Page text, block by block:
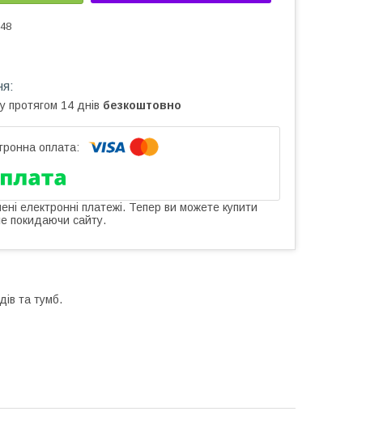
протягом 14 днів безкоштовно
електронні платежі. Тепер ви можете купити
покидаючи сайту.
та тумб.